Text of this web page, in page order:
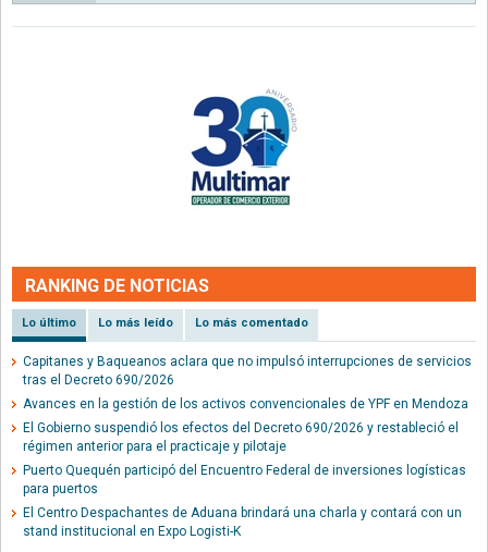
RANKING DE NOTICIAS
Lo último Lo más leído Lo más comentado
Capitanes y Baqueanos aclara que no impulsó interrupciones de servicios
tras el Decreto 690/2026
Avances en la gestión de los activos convencionales de YPF en Mendoza
El Gobierno suspendió los efectos del Decreto 690/2026 y restableció el
régimen anterior para el practicaje y pilotaje
Puerto Quequén participó del Encuentro Federal de inversiones logísticas
para puertos
El Centro Despachantes de Aduana brindará una charla y contará con un
stand institucional en Expo Logisti-K